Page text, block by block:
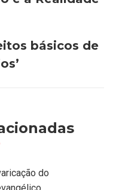
básicos de
do